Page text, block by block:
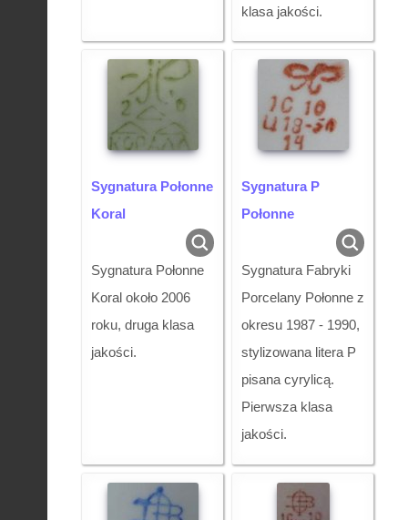
klasa jakości.
Sygnatura Połonne
Koral
Sygnatura Połonne
Koral około 2006
roku, druga klasa
jakości.
Sygnatura P
Połonne
Sygnatura Fabryki
Porcelany Połonne z
okresu 1987 - 1990,
stylizowana litera P
pisana cyrylicą.
Pierwsza klasa
jakości.